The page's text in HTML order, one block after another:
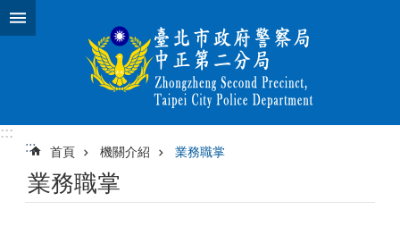
跳到主要內容區塊
:::
:::
首頁 機關介紹 業務職掌
業務職掌